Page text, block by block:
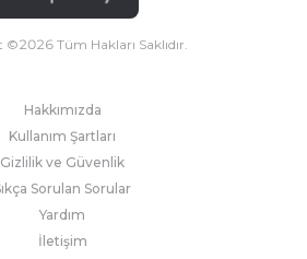
©2026Tüm Hakları Saklıdır.
Hakkımızda
Kullanım Şartları
Gizlilik ve Güvenlik
Sorulan Sorular
Yardım
İletişim